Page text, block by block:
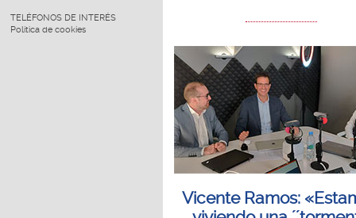
TELÉFONOS DE INTERÉS
Política de cookies
Vicente Ramos: